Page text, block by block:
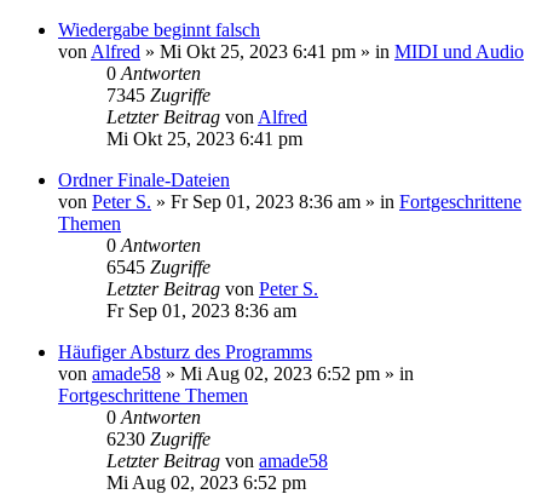
Wiedergabe beginnt falsch
von Alfred » Mi Okt 25, 2023 6:41 pm » in MIDI und Audio
0 Antworten
7345 Zugriffe
Letzter Beitrag von Alfred
Mi Okt 25, 2023 6:41 pm
Ordner Finale-Dateien
von Peter S. » Fr Sep 01, 2023 8:36 am » in Fortgeschrittene
Themen
0 Antworten
6545 Zugriffe
Letzter Beitrag von Peter S.
Fr Sep 01, 2023 8:36 am
Häufiger Absturz des Programms
von amade58 » Mi Aug 02, 2023 6:52 pm » in
Fortgeschrittene Themen
0 Antworten
6230 Zugriffe
Letzter Beitrag von amade58
Mi Aug 02, 2023 6:52 pm